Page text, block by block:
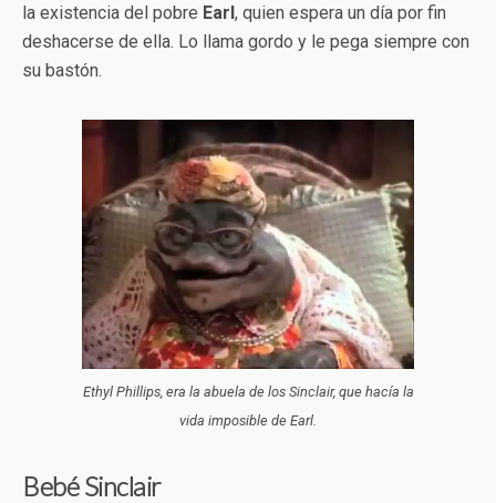
la existencia del pobre Earl, quien espera un día por fin
deshacerse de ella. Lo llama gordo y le pega siempre con
su bastón.
Ethyl Phillips, era la abuela de los Sinclair, que hacía la
vida imposible de Earl.
Bebé Sinclair